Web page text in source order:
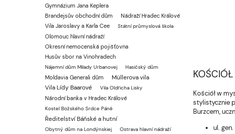
Gymnázium Jana Keplera
Brandejsův obchodní dům
Nádraží Hradec Králové
Vila Jaroslavy a Karla Cee
Státní průmyslová škola
Olomouc hlavní nádraží
Okresní nemocenská pojišťovna
Husův sbor na Vinohradech
Nájemní dům Milady Urbanovej Hasičský dům
Moldavia Generali dům
Müllerova vila
Vila Lídy Baarové
Vila Oldřicha Lisky
Národní banka v Hradec Králové
Kostel Božského Srdce Páně
Ředitelství Báňské a hutní
Obytný dům na Londýnskiej
Ostrava hlavní nádraží
Kościół w
stylistycznie
Burzcem,
ul.